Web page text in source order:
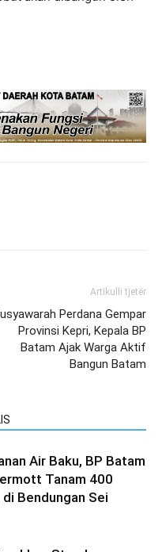
Artikulli tjetër
Perdana Gempar
Provinsi Kepri, Kepala BP
Batam Ajak Warga Aktif
Bangun Batam
Air Baku, BP Batam
Tanam 400
Bendungan Sei